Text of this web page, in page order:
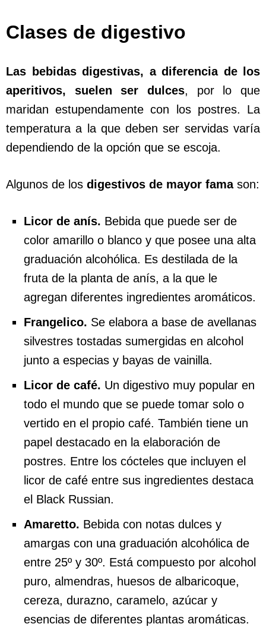
Clases de digestivo
Las bebidas digestivas, a diferencia de los
aperitivos, suelen ser dulces, por lo que
maridan estupendamente con los postres. La
temperatura a la que deben ser servidas varía
dependiendo de la opción que se escoja.
Algunos de los digestivos de mayor famason:
Licor de anís. Bebida que puede ser de
color amarillo o blanco y que posee una alta
graduación alcohólica. Es destilada de la
fruta de la planta de anís, a la que le
agregan diferentes ingredientes aromáticos.
Frangelico. Se elabora a base de avellanas
silvestres tostadas sumergidas en alcohol
junto a especias y bayas de vainilla.
Licor de café. Un digestivo muy popular en
todo el mundo que se puede tomar solo o
vertido en el propio café. También tiene un
papel destacado en la elaboración de
postres. Entre los cócteles que incluyen el
licor de café entre sus ingredientes destaca
el Black Russian.
Amaretto. Bebida con notas dulces y
amargas con una graduación alcohólica de
entre 25º y 30º. Está compuesto por alcohol
puro, almendras, huesos de albaricoque,
cereza, durazno, caramelo, azúcar y
esencias de diferentes plantas aromáticas.